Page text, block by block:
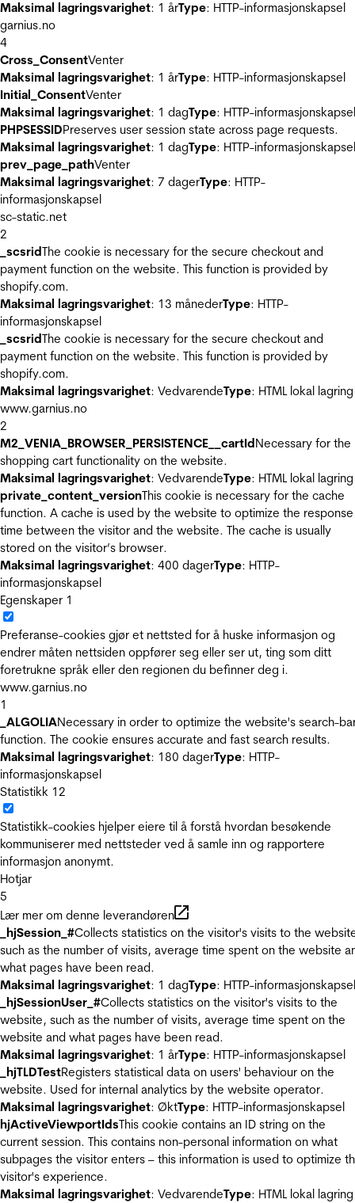
Maksimal lagringsvarighet: 1 årType: HTTP-informasjonskapsel
garnius.no
4
Cross_ConsentVenter
Maksimal lagringsvarighet: 1 årType: HTTP-informasjonskapsel
Initial_ConsentVenter
Maksimal lagringsvarighet: 1 dagType: HTTP-informasjonskapsel
PHPSESSIDPreserves user session state across page requests.
Maksimal lagringsvarighet: 1 dagType: HTTP-informasjonskapsel
prev_page_pathVenter
Maksimal lagringsvarighet: 7 dagerType: HTTP-
informasjonskapsel
sc-static.net
2
_scsridThe cookie is necessary for the secure checkout and
payment function on the website. This function is provided by
shopify.com.
Maksimal lagringsvarighet: 13 månederType: HTTP-
informasjonskapsel
_scsridThe cookie is necessary for the secure checkout and
payment function on the website. This function is provided by
shopify.com.
Maksimal lagringsvarighet: VedvarendeType: HTML lokal lagring
www.garnius.no
2
M2_VENIA_BROWSER_PERSISTENCE__cartIdNecessary for the
shopping cart functionality on the website.
Maksimal lagringsvarighet: VedvarendeType: HTML lokal lagring
private_content_versionThis cookie is necessary for the cache
function. A cache is used by the website to optimize the response
time between the visitor and the website. The cache is usually
stored on the visitor’s browser.
Maksimal lagringsvarighet: 400 dagerType: HTTP-
informasjonskapsel
Egenskaper 1
Preferanse-cookies gjør et nettsted for å huske informasjon og
endrer måten nettsiden oppfører seg eller ser ut, ting som ditt
foretrukne språk eller den regionen du befinner deg i.
www.garnius.no
1
_ALGOLIANecessary in order to optimize the website's search-
function. The cookie ensures accurate and fast search results.
Maksimal lagringsvarighet: 180 dagerType: HTTP-
informasjonskapsel
Statistikk 12
Statistikk-cookies hjelper eiere til å forstå hvordan besøkende
kommuniserer med nettsteder ved å samle inn og rapportere
informasjon anonymt.
Hotjar
5
Lær mer om denne leverandøren
_hjSession_#Collects statistics on the visitor's visits to the
such as the number of visits, average time spent on the website
what pages have been read.
Maksimal lagringsvarighet: 1 dagType: HTTP-informasjonskapsel
_hjSessionUser_#Collects statistics on the visitor's visits to the
website, such as the number of visits, average time spent on the
website and what pages have been read.
Maksimal lagringsvarighet: 1 årType: HTTP-informasjonskapsel
_hjTLDTestRegisters statistical data on users' behaviour on the
website. Used for internal analytics by the website operator.
Maksimal lagringsvarighet: ØktType: HTTP-informasjonskapsel
hjActiveViewportIdsThis cookie contains an ID string on the
current session. This contains non-personal information on what
subpages the visitor enters – this information is used to optimize
visitor's experience.
Maksimal lagringsvarighet: VedvarendeType: HTML lokal lagring